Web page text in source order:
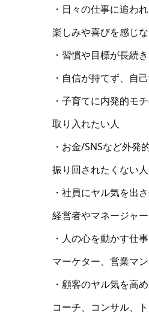
・日々の仕事に追われ
楽しみや喜びを感じ
・習慣や目標が長続
・自信が持てず、自
・子育てに内発的モ
取り入れたい人
・お金/SNSなど外発
振り回されたくない人
・社員にヤル気を出
経営者やマネージャー
・人の心を動かす仕
マーケター、営業マン
・顧客のヤル気を高
コーチ、コンサル、